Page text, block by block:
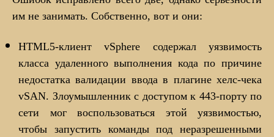
им не занимать. Собственно, вот и они:
HTML5-клиент vSphere содержал уязвимость
класса удаленного выполнения кода по причине
недостатка валидации ввода в плагине хелс-чека
vSAN. Злоумышленник с доступом к 443-порту по
сети мог воспользоваться этой уязвимостью,
чтобы запустить команды под неразрешенными